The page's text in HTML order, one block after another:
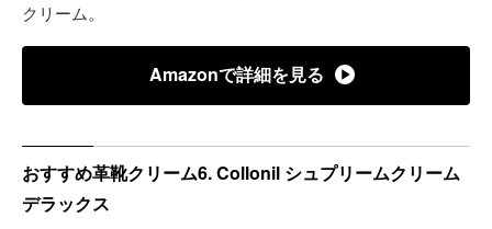
クリーム。
Amazonで詳細を見る
おすすめ革靴クリーム6. Collonil シュプリームクリーム
デラックス